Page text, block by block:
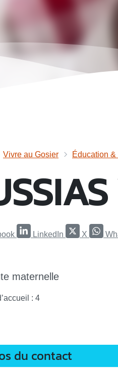
Vivre au Gosier Éducation
LinkedIn X
maternelle
: 4
du contact